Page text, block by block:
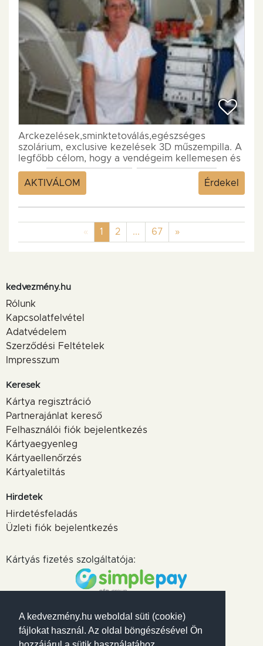
A kedvezmény.hu weboldal süti (cookie)
fájlokat használ. Az oldal böngészésével Ön
Arckezelések,sminktetoválás,egészséges
szolárium, exclusive kezelések 3D műszempilla. A
legfőbb célom, hogy a vendégeim kellemesen és
jól érezzék magukat, elégedettek legyenek.
Próbáltam...
AKTIVÁLOM Érdekel
« Previous
1 (current)
2 ... 67 »Next
kedvezmény.hu
Rólunk
Kapcsolatfelvétel
Adatvédelem
Szerződési Feltételek
Impresszum
Keresek
Kártya regisztráció
Partnerajánlat kereső
Felhasználói fiók bejelentkezés
Kártyaegyenleg
Kártyaellenőrzés
Kártyaletiltás
Hirdetek
Hirdetésfeladás
Üzleti fiók bejelentkezés
Kártyás fizetés szolgáltatója:
Elfogadott kártyák